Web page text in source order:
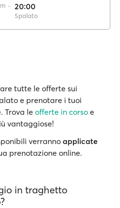
·· 20:00
Spalato
tutte le offerte sui
e prenotare i tuoi
Trova le offerte in corso e
vantaggiose!
verrannoapplicate
prenotazione online.
in traghetto